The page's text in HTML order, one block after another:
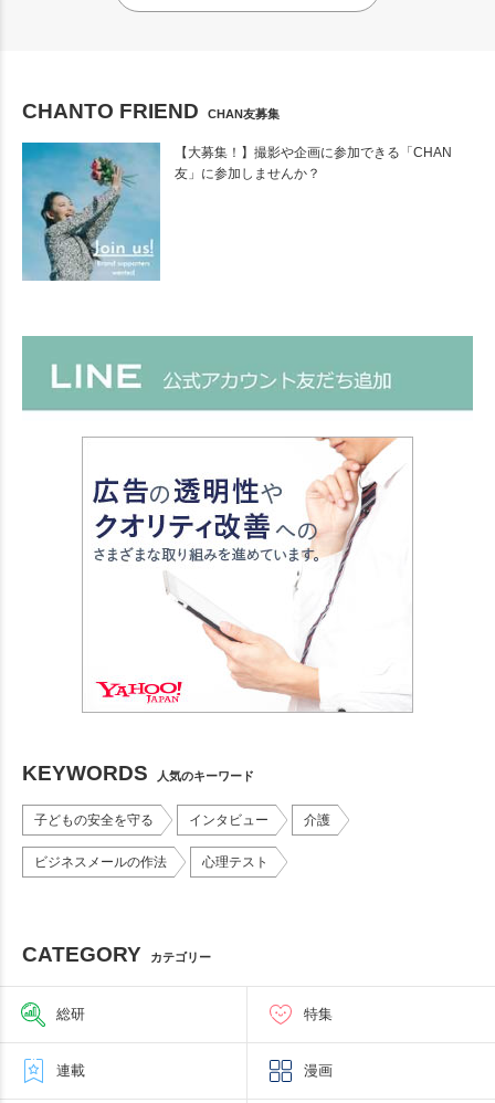
CHANTO FRIEND CHAN友募集
【大募集！】撮影や企画に参加できる「CHAN
友」に参加しませんか？
KEYWORDS 人気のキーワード
子どもの安全を守る インタビュー 介護
ビジネスメールの作法 心理テスト
CATEGORY カテゴリー
総研 特集
連載 漫画